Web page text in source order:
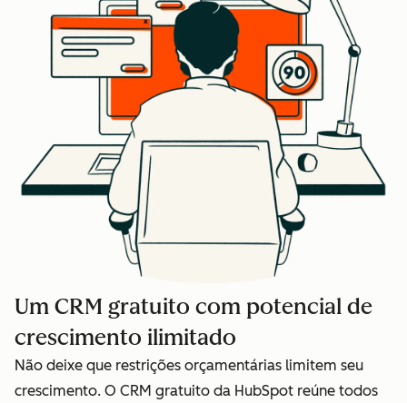
Um CRM gratuito com potencial de
crescimento ilimitado
Não deixe que restrições orçamentárias limitem seu
crescimento. O CRM gratuito da HubSpot reúne todos